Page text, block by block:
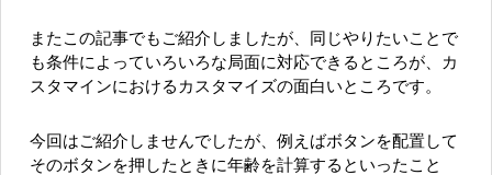
またこの記事でもご紹介しましたが、同じやりたいことで
も条件によっていろいろな局面に対応できるところが、カ
スタマインにおけるカスタマイズの面白いところです。
今回はご紹介しませんでしたが、例えばボタンを配置して
そのボタンを押したときに年齢を計算するといったこと